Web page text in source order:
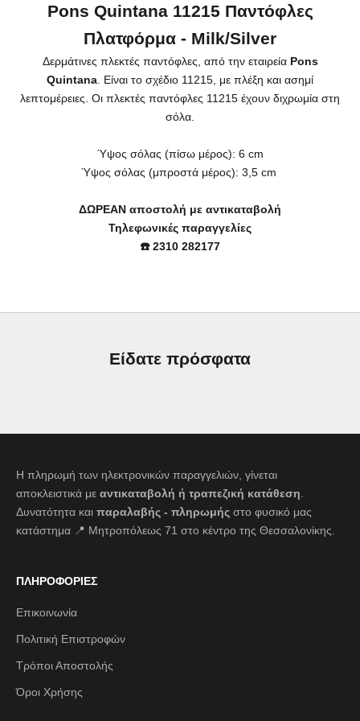
Pons Quintana 11215 Παντόφλες
Πλατφόρμα - Milk/Silver
Δερμάτινες πλεκτές παντόφλες, από την εταιρεία Pons
Quintana . Είναι το σχέδιο 11215, με πλέξη και ασημί
λεπτομέρειες. Οι πλεκτές παντόφλες 11215 έχουν διχρωμία στη
σόλα.
Ύψος σόλας (πίσω μέρος): 6 cm
Ύψος σόλας (μπροστά μέρος): 3,5 cm
ΔΩΡΕΑΝ αποστολή με αντικαταβολή
Τηλεφωνικές παραγγελίες
☎️ 2310 282177
Είδατε πρόσφατα
Η πληρωμή των ηλεκτρονικών παραγγελιών, γίνεται
αποκλειστικά με αντικαταβολή ή τραπεζική κατάθεση
Δυνατότητα και παραλαβής - πληρωμής στο φυσικό μας
κατάστημα 📍 Μητροπόλεως 71 στο κέντρο της Θεσσαλονίκης.
ΠΛΗΡΟΦΟΡΙΕΣ
Επικοινωνία
Πολιτική Επιστροφών
Τρόποι Αποστολής
Όροι Χρήσης